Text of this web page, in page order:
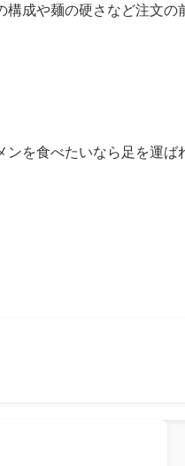
構成や麺の硬さなど注文の
ンを食べたいなら足を運ば